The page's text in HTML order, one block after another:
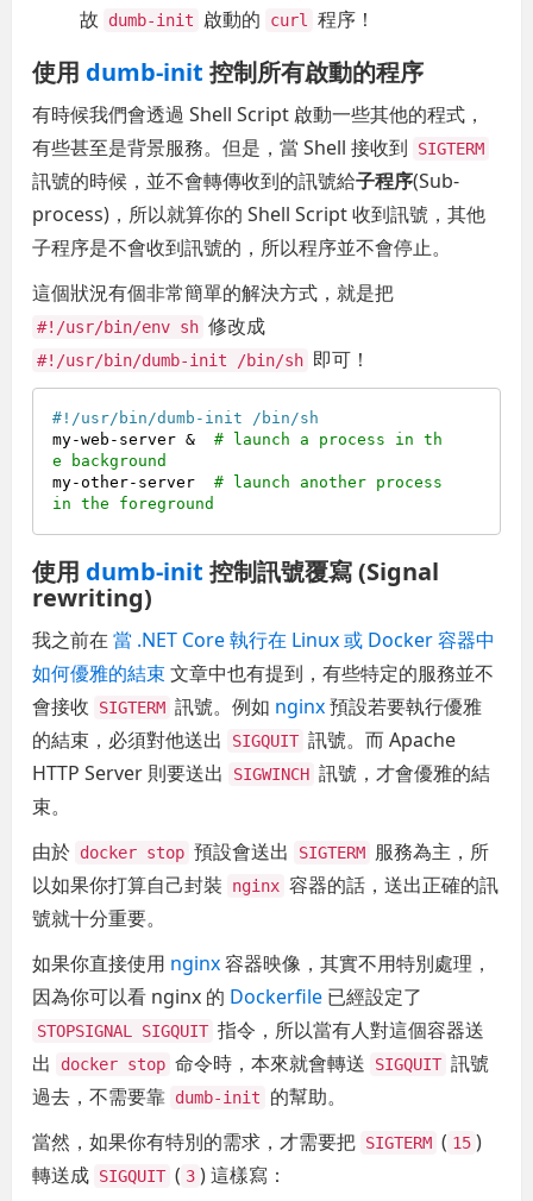
故
dumb-init 啟動的 curl 程序！
使用 dumb-init 控制所有啟動的程序
有時候我們會透過 Shell Script 啟動一些其他的程式，
有些甚至是背景服務。但是，當 Shell 接收到
SIGTERM
訊號的時候，並不會轉傳收到的訊號給子程序(Sub-
process)，所以就算你的 Shell Script 收到訊號，其他
子程序是不會收到訊號的，所以程序並不會停止。
這個狀況有個非常簡單的解決方式，就是把
#!/usr/bin/env sh 修改成
#!/usr/bin/dumb-init /bin/sh 即可！
#!/usr/bin/dumb-init /bin/sh
my-web-server & # launch a process in th
e background
my-other-server # launch another process
in the foreground
使用 dumb-init 控制訊號覆寫 (Signal
rewriting)
我之前在當 .NET Core 執行在 Linux 或 Docker 容器中
如何優雅的結束 文章中也有提到，有些特定的服務並不
會接收
SIGTERM 訊號。例如 nginx預設若要執行優雅
的結束，必須對他送出
SIGQUIT 訊號。而 Apache
HTTP Server 則要送出
SIGWINCH 訊號，才會優雅的結
束。
由於 docker stop 預設會送出 SIGTERM 服務為主，所
以如果你打算自己封裝
nginx 容器的話，送出正確的訊
號就十分重要。
如果你直接使用 nginx容器映像，其實不用特別處理，
因為你可以看 nginx 的 Dockerfile 已經設定了
STOPSIGNAL SIGQUIT 指令，所以當有人對這個容器送
出
docker stop 命令時，本來就會轉送 SIGQUIT 訊號
過去，不需要靠 dumb-init
的幫助。
當然，如果你有特別的需求，才需要把 SIGTERM ( 15 )
轉送成 SIGQUIT ( 3 ) 這樣寫：